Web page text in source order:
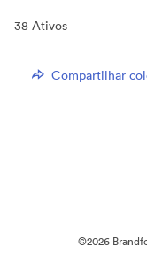
38 Ativos
Compartilhar
©2026